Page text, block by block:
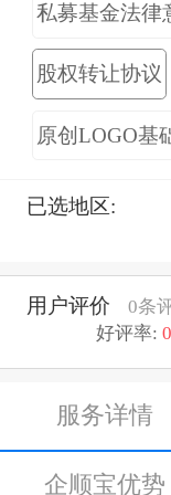
私募基金法律
股权转让协议
原创LOGO基
已选地区:
用户评价
0条
好评率:
服务详情
企顺宝优势